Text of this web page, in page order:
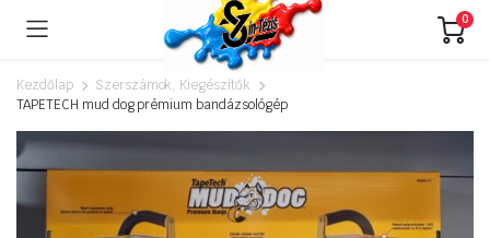
0
Kezdőlap
Szerszámok, Kiegészítők
TAPETECH mud dog prémium bandázsológép